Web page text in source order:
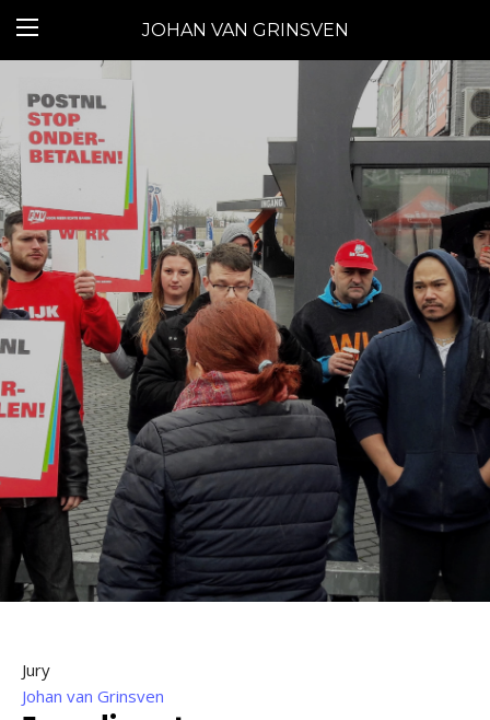
JOHAN VAN GRINSVEN
Jury
Johan van Grinsven